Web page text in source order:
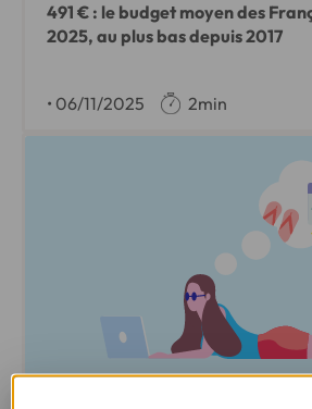
491 € : le budget moyen des
2025, au plus bas depuis 2017
• 06/11/2025 2min